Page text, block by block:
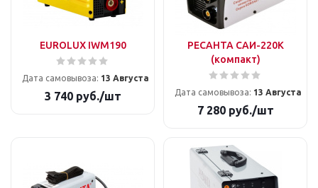
EUROLUX IWM190
Дата самовывоза: 13 Августа
3 740руб./шт
РЕСАНТА САИ-220К
(компакт)
Дата самовывоза: 13 Августа
7 280руб./шт